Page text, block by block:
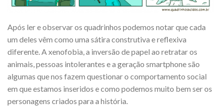
Após ler e observar os quadrinhos podemos notar que cada
um deles vêm como uma sátira construtiva e reflexiva
diferente. A xenofobia, a inversão de papel ao retratar os
animais, pessoas intolerantes e a geração smartphone são
algumas que nos fazem questionar o comportamento social
em que estamos inseridos e como podemos muito bem ser os
personagens criados para a história.